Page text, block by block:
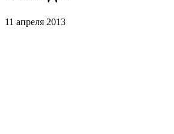
11 апреля 2013